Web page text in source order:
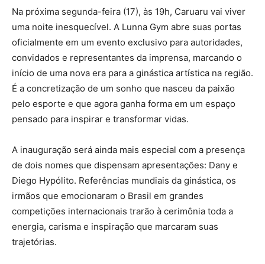
Na próxima segunda-feira (17), às 19h, Caruaru vai viver
uma noite inesquecível. A Lunna Gym abre suas portas
oficialmente em um evento exclusivo para autoridades,
convidados e representantes da imprensa, marcando o
início de uma nova era para a ginástica artística na região.
É a concretização de um sonho que nasceu da paixão
pelo esporte e que agora ganha forma em um espaço
pensado para inspirar e transformar vidas.
A inauguração será ainda mais especial com a presença
de dois nomes que dispensam apresentações: Dany e
Diego Hypólito. Referências mundiais da ginástica, os
irmãos que emocionaram o Brasil em grandes
competições internacionais trarão à cerimônia toda a
energia, carisma e inspiração que marcaram suas
trajetórias.